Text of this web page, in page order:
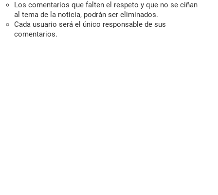
Los comentarios que falten el respeto y que no se ciñan
al tema de la noticia, podrán ser eliminados.
Cada usuario será el único responsable de sus
comentarios.